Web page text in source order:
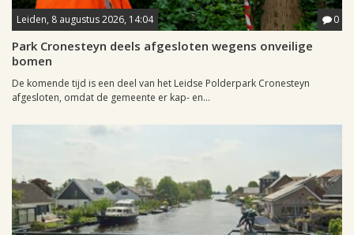
Leiden, 8 augustus 2026, 14:04 0
Park Cronesteyn deels afgesloten wegens onveilige
bomen
De komende tijd is een deel van het Leidse Polderpark Cronesteyn
afgesloten, omdat de gemeente er kap- en...